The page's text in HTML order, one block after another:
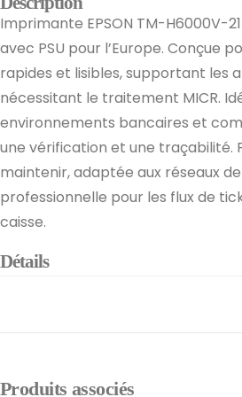
Imprimante EPSON TM-H6000V-
avec PSU pour l’Europe. Conçue
rapides et lisibles, supportant les
nécessitant le traitement MICR.
environnements bancaires et
une vérification et une traçabilité.
maintenir, adaptée aux réseaux
professionnelle pour les flux de
caisse.
Détails
Produits associés